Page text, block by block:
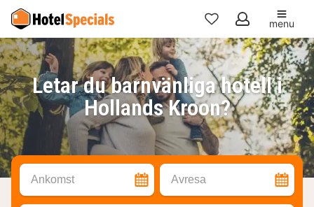
Mina
favoriter
menu
Letar du barnvänliga hotell i
Hollands Kroon?
Ankomst Avresa